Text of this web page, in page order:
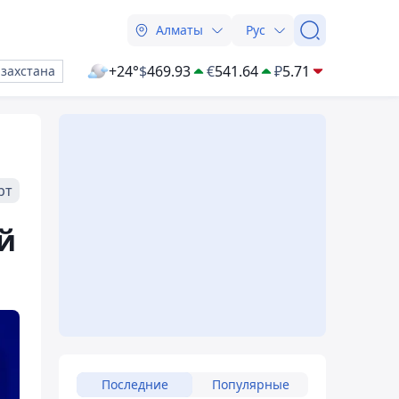
Алматы Рус
+24°$469.93 €541.64 ₽5.71
Последние Популярные